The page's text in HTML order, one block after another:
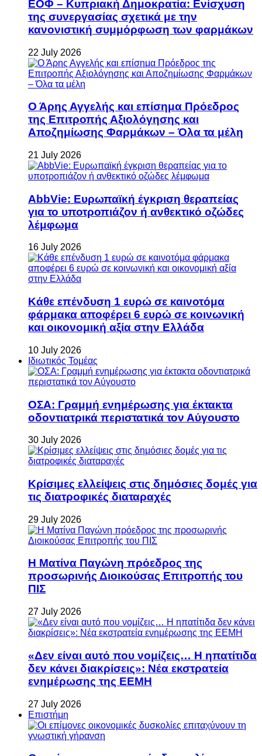
ΕΟΦ – Κυπριακή Δημοκρατία: Ενίσχυση
της συνεργασίας σχετικά με την
κανονιστική συμμόρφωση των φαρμάκων
22 July 2026
Ο Άρης Αγγελής και επίσημα Πρόεδρος
της Επιτροπής Αξιολόγησης και
Αποζημίωσης Φαρμάκων – Όλα τα μέλη
21 July 2026
AbbVie: Ευρωπαϊκή έγκριση θεραπείας
για το υποτροπιάζον ή ανθεκτικό οζώδες
λέμφωμα
16 July 2026
Κάθε επένδυση 1 ευρώ σε καινοτόμα
φάρμακα αποφέρει 6 ευρώ σε κοινωνική
και οικονομική αξία στην Ελλάδα
10 July 2026
Ιδιωτικός Τομέας
ΟΣΑ: Γραμμή ενημέρωσης για έκτακτα
οδοντιατρικά περιστατικά τον Αύγουστο
30 July 2026
Κρίσιμες ελλείψεις στις δημόσιες δομές για
τις διατροφικές διαταραχές
29 July 2026
Η Ματίνα Παγώνη πρόεδρος της
προσωρινής Διοικούσας Επιτροπής του
ΠΙΣ
27 July 2026
«Δεν είναι αυτό που νομίζεις… Η ηπατίτιδα
δεν κάνει διακρίσεις»: Νέα εκστρατεία
ενημέρωσης της ΕΕΜΗ
27 July 2026
Επιστήμη